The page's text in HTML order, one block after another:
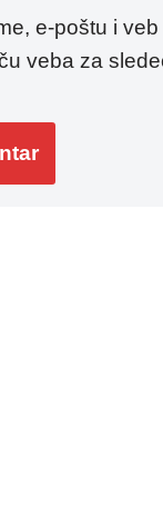
e-poštu i
veba za